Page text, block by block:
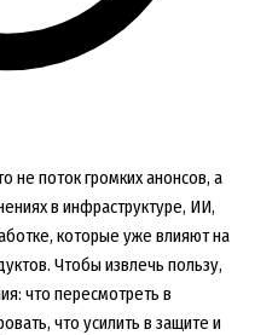
не поток громких анонсов, а
в инфраструктуре, ИИ,
которые уже влияют на
Чтобы извлечь пользу,
что пересмотреть в
что усилить в защите и